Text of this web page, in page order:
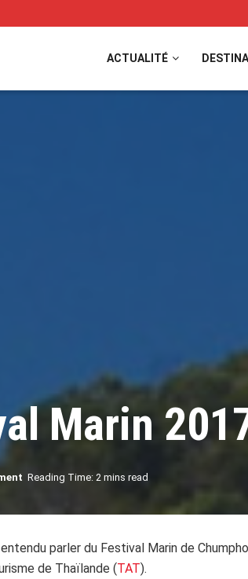
ACTUALITÉ
Marin
Reading Time: 2 mins read
parler du Festival Marin de
de Thaïlande (TAT).